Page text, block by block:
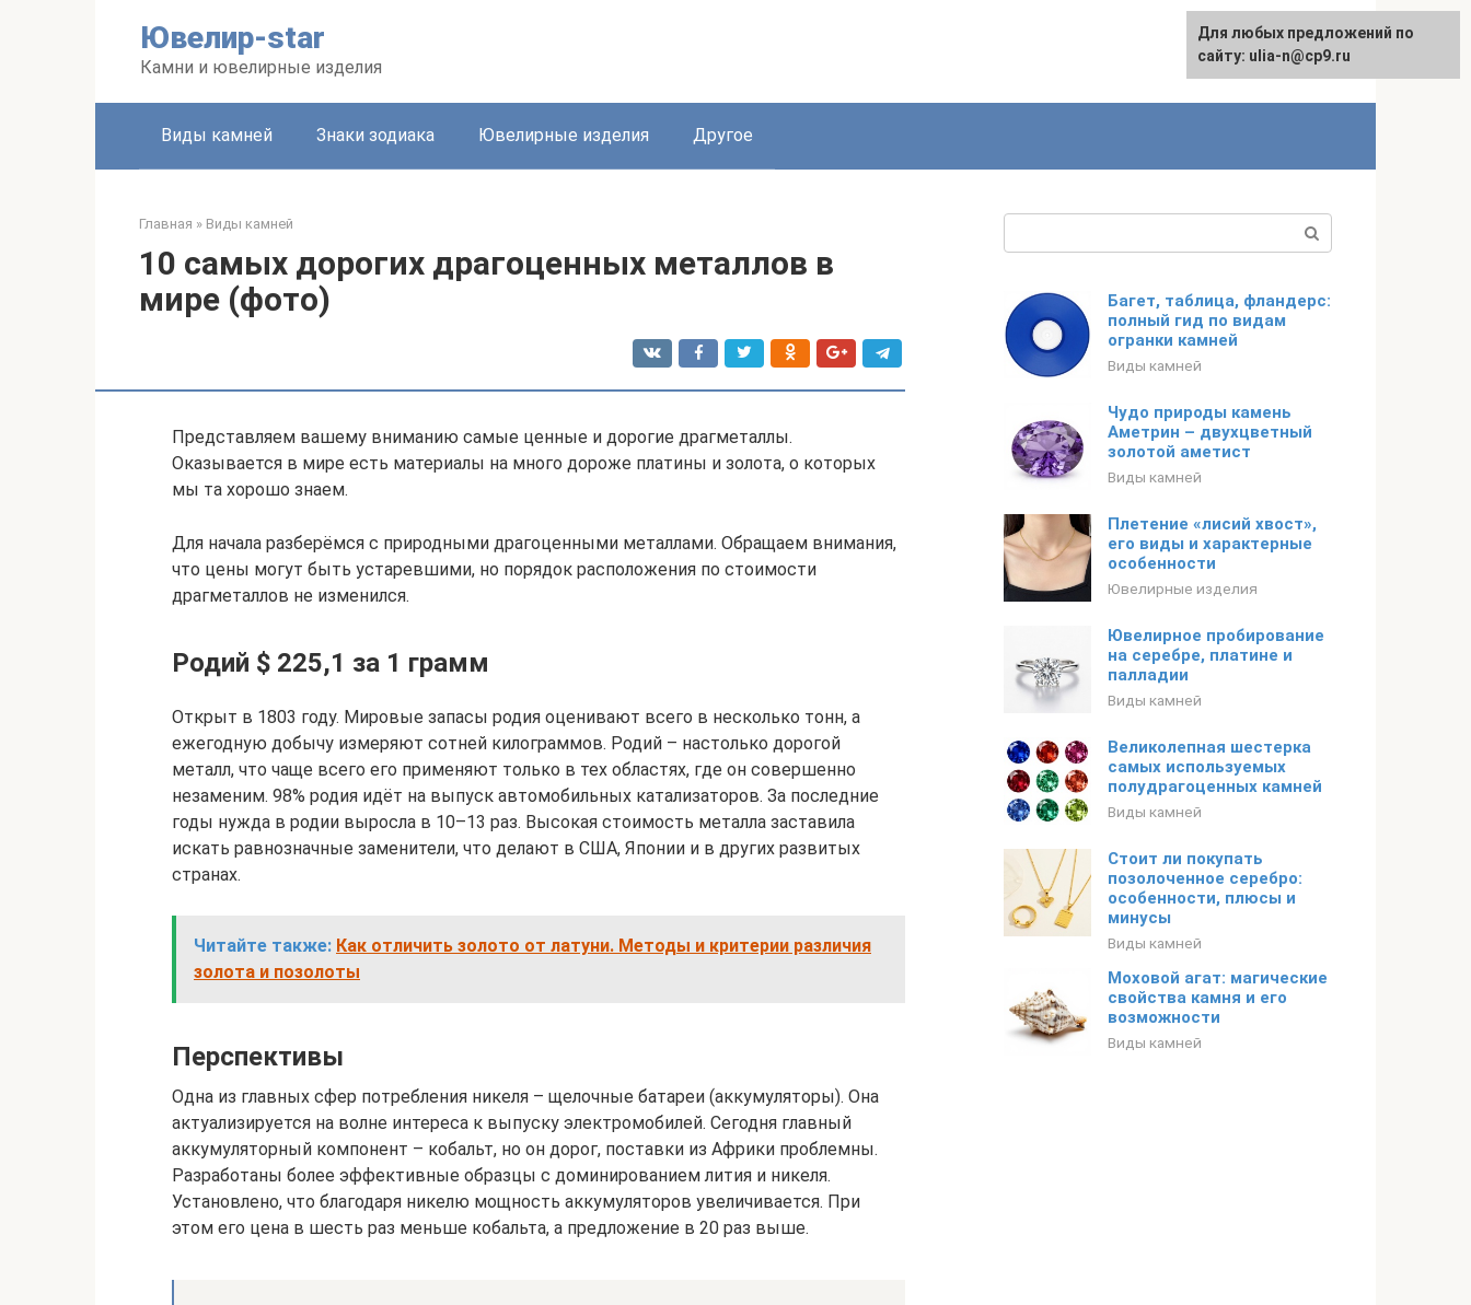
Ювелир-star
Камни и ювелирные изделия
English
Виды камней Знаки зодиака Ювелирные изделия Другое
Главная » Виды камней
10 самых дорогих драгоценных металлов в
мире (фото)
Представляем вашему вниманию самые ценные и дорогие драгметаллы.
Оказывается в мире есть материалы на много дороже платины и золота, о которых
мы та хорошо знаем.
Для начала разберёмся с природными драгоценными металлами. Обращаем внимания,
что цены могут быть устаревшими, но порядок расположения по стоимости
драгметаллов не изменился.
Родий $ 225,1 за 1 грамм
Открыт в 1803 году. Мировые запасы родия оценивают всего в несколько тонн, а
ежегодную добычу измеряют сотней килограммов. Родий – настолько дорогой
металл, что чаще всего его применяют только в тех областях, где он совершенно
незаменим. 98% родия идёт на выпуск автомобильных катализаторов. За последние
годы нужда в родии выросла в 10–13 раз. Высокая стоимость металла заставила
искать равнозначные заменители, что делают в США, Японии и в других развитых
странах.
Читайте также: Как отличить золото от латуни. Методы и критерии различия
золота и позолоты
Перспективы
Одна из главных сфер потребления никеля – щелочные батареи (аккумуляторы). Она
актуализируется на волне интереса к выпуску электромобилей. Сегодня главный
аккумуляторный компонент – кобальт, но он дорог, поставки из Африки проблемны.
Разработаны более эффективные образцы с доминированием лития и никеля.
Установлено, что благодаря никелю мощность аккумуляторов увеличивается. При
этом его цена в шесть раз меньше кобальта, а предложение в 20 раз выше.
Багет, таблица, фландерс:
полный гид по видам
огранки камней
Виды камней
Чудо природы камень
Аметрин – двухцветный
золотой аметист
Виды камней
Плетение «лисий хвост»,
его виды и характерные
особенности
Ювелирные изделия
Ювелирное пробирование
на серебре, платине и
палладии
Виды камней
Великолепная шестерка
самых используемых
полудрагоценных камней
Виды камней
Стоит ли покупать
позолоченное серебро:
особенности, плюсы и
минусы
Виды камней
Моховой агат: магические
свойства камня и его
возможности
Виды камней
Для любых предложений по
сайту: ulia-n@cp9.ru